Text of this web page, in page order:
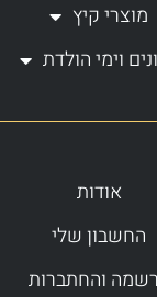
מוצרי קיץ
וימי הולדת
אודות
החשבון שלי
והחתברות